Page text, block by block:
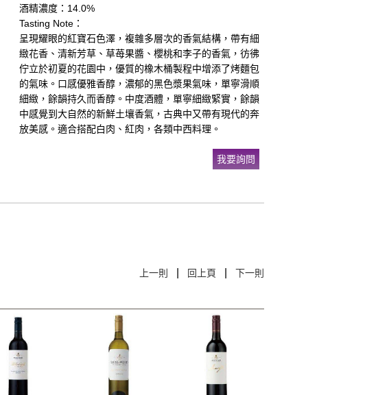
酒精濃度：14.0%
Tasting Note：
呈現耀眼的紅寶石色澤，複雜多層次的香氣結構，帶有細
緻花香、清新芳草、草苺果醬、櫻桃和李子的香氣，彷彿
佇立於初夏的花園中，優質的橡木桶製程中增添了烤麵包
的氣味。口感優雅香醇，濃郁的黑色漿果氣味，單寧滑順
細緻，餘韻持久而香醇。中度酒體，單寧細緻緊實，餘韻
中感覺到大自然的新鮮土壤香氣，古典中又帶有現代的奔
放美感。適合搭配白肉、紅肉，各類中西料理。
我要詢問
上一則 回上頁 下一則